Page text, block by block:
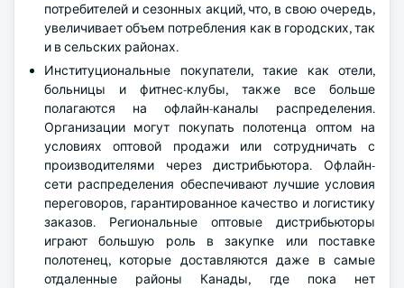
потребителей и сезонных акций, что, в свою очередь,
увеличивает объем потребления как в городских, так
и в сельских районах.
Институциональные покупатели, такие как отели,
больницы и фитнес-клубы, также все больше
полагаются на офлайн-каналы распределения.
Организации могут покупать полотенца оптом на
условиях оптовой продажи или сотрудничать с
производителями через дистрибьютора. Офлайн-
сети распределения обеспечивают лучшие условия
переговоров, гарантированное качество и логистику
заказов. Региональные оптовые дистрибьюторы
играют большую роль в закупке или поставке
полотенец, которые доставляются даже в самые
отдаленные районы Канады, где пока нет